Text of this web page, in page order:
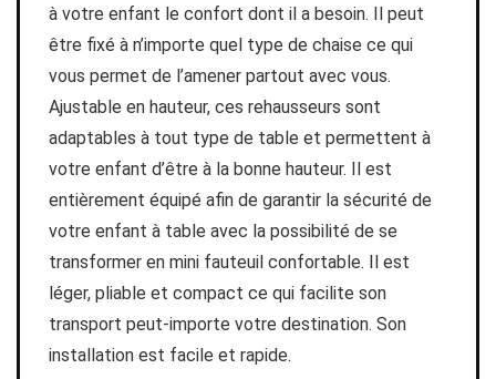
à votre enfant le confort dont il a besoin. Il peut
être fixé à n’importe quel type de chaise ce qui
vous permet de l’amener partout avec vous.
Ajustable en hauteur, ces rehausseurs sont
adaptables à tout type de table et permettent à
votre enfant d’être à la bonne hauteur. Il est
entièrement équipé afin de garantir la sécurité de
votre enfant à table avec la possibilité de se
transformer en mini fauteuil confortable. Il est
léger, pliable et compact ce qui facilite son
transport peut-importe votre destination. Son
installation est facile et rapide.